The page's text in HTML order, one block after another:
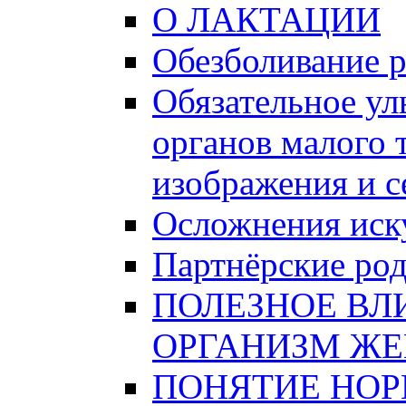
О ЛАКТАЦИИ
Обезболивание
Обязательное
органов малого
изображения и
Осложнения
Партнёрские
ПОЛЕЗНОЕ
ОРГАНИЗМ
ПОНЯТИЕ